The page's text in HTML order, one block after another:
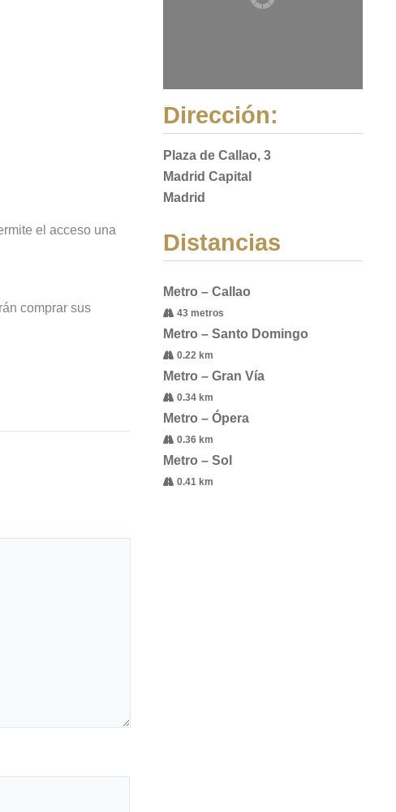
el acceso una
comprar sus
Dirección:
Plaza de Callao, 3
Madrid Capital
Madrid
Distancias
Metro – Callao
43 metros
Metro – Santo Domingo
0.22 km
Metro – Gran Vía
0.34 km
Metro – Ópera
0.36 km
Metro – Sol
0.41 km